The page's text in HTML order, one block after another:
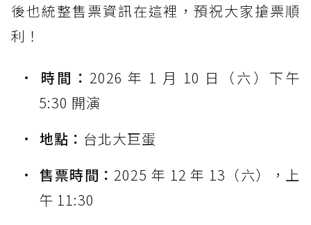
後也統整售票資訊在這裡，預祝大家搶票順
利！
時間： 2026 年 1 月 10 日（六）下午
5:30 開演
地點： 台北大巨蛋
售票時間： 2025 年 12 年 13（六），上
午 11:30